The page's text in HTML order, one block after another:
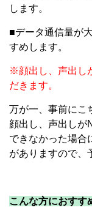
します。
■データ通信量が
すめします。
※顔出し、声出し
だきます。
万が一、事前にこ
顔出し、声出しが
できなかった場合
がありますので、
こんな方におすす